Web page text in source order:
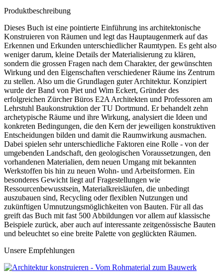
Produktbeschreibung
Dieses Buch ist eine pointierte Einführung ins architektonische
Konstruieren von Räumen und legt das Hauptaugenmerk auf das
Erkennen und Erkunden unterschiedlicher Raumtypen. Es geht also
weniger darum, kleine Details der Materialisierung zu klären,
sondern die grossen Fragen nach dem Charakter, der gewünschten
Wirkung und den Eigenschaften verschiedener Räume ins Zentrum
zu stellen. Also um die Grundlagen guter Architektur. Konzipiert
wurde der Band von Piet und Wim Eckert, Gründer des
erfolgreichen Zürcher Büros E2A Architekten und Professoren am
Lehrstuhl Baukonstruktion der TU Dortmund. Er behandelt zehn
archetypische Räume und ihre Wirkung, analysiert die Ideen und
konkreten Bedingungen, die den Kern der jeweiligen konstruktiven
Entscheidungen bilden und damit die Raumwirkung ausmachen.
Dabei spielen sehr unterschiedliche Faktoren eine Rolle - von der
umgebenden Landschaft, den geologischen Voraussetzungen, den
vorhandenen Materialien, dem neuen Umgang mit bekannten
Werkstoffen bis hin zu neuen Wohn- und Arbeitsformen. Ein
besonderes Gewicht liegt auf Fragestellungen wie
Ressourcenbewusstsein, Materialkreisläufen, die unbedingt
auszubauen sind, Recycling oder flexiblen Nutzungen und
zukünftigen Umnutzungsmöglichkeiten von Bauten. Für all das
greift das Buch mit fast 500 Abbildungen vor allem auf klassische
Beispiele zurück, aber auch auf interessante zeitgenössische Bauten
und beleuchtet so eine breite Palette von geglückten Räumen.
Unsere Empfehlungen